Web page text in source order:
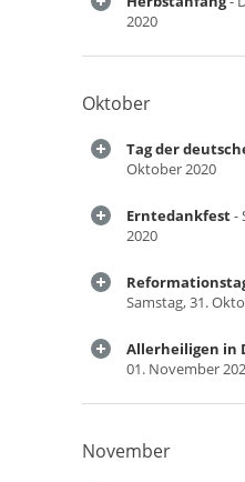
2020
Oktober
Tag der
Oktober 2020
Erntedankfest-
2020
Samstag, 31.
Allerheiligen in
01. November
November